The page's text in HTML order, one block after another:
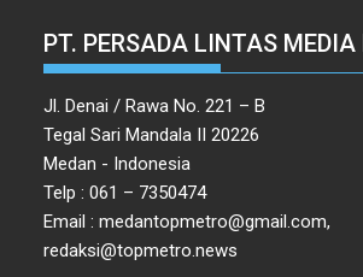
PT. PERSADA LINTAS MEDIA
Jl. Denai / Rawa No. 221 – B
Tegal Sari Mandala II 20226
Medan - Indonesia
Telp : 061 – 7350474
Email : medantopmetro@gmail.com,
redaksi@topmetro.news